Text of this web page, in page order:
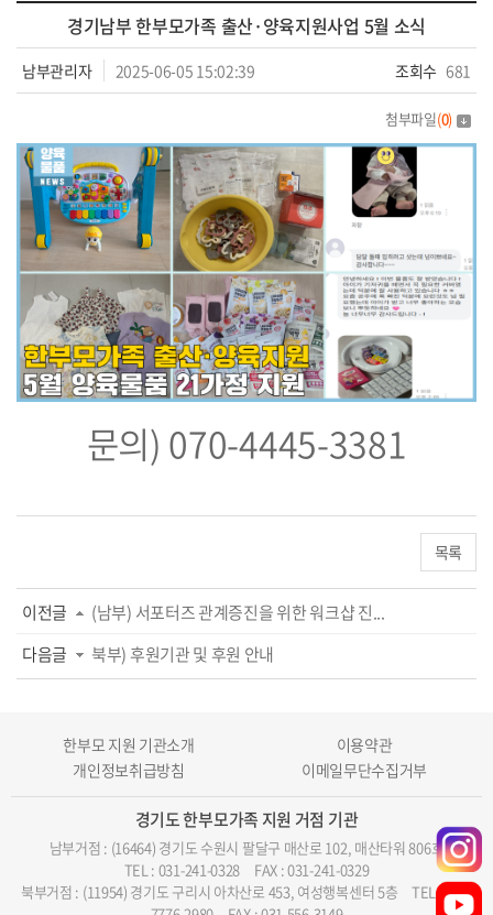
경기남부 한부모가족 출산·양육지원사업 5월 소식
남부관리자 2025-06-05 15:02:39 조회수 681
첨부파일(0)
문의) 070-4445-3381
목록
이전글
(남부) 서포터즈 관계증진을 위한 워크샵 진...
다음글
북부) 후원기관 및 후원 안내
한부모 지원 기관소개
이용약관
개인정보취급방침
이메일무단수집거부
경기도 한부모가족 지원 거점 기관
남부거점 : (16464) 경기도 수원시 팔달구 매산로 102, 매산타워 806호
TEL : 031-241-0328
FAX : 031-241-0329
북부거점 : (11954) 경기도 구리시 아차산로 453, 여성행복센터 5층
TEL : 070-